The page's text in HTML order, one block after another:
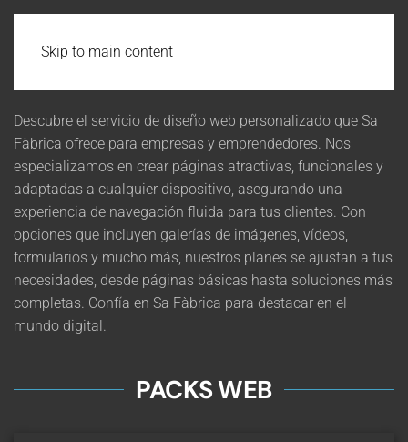
Skip to main content
Descubre el servicio de diseño web personalizado que Sa
Fàbrica ofrece para empresas y emprendedores. Nos
especializamos en crear páginas atractivas, funcionales y
adaptadas a cualquier dispositivo, asegurando una
experiencia de navegación fluida para tus clientes. Con
opciones que incluyen galerías de imágenes, vídeos,
formularios y mucho más, nuestros planes se ajustan a tus
necesidades, desde páginas básicas hasta soluciones más
completas. Confía en Sa Fàbrica para destacar en el
mundo digital.
PACKS WEB